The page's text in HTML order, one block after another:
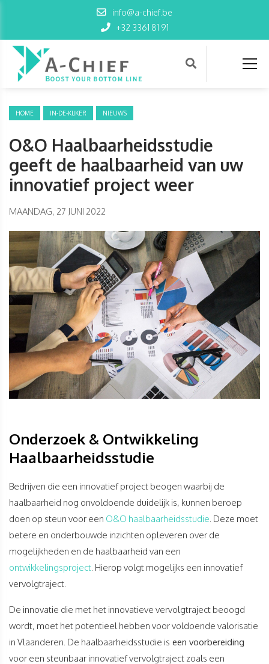
info@a-chief.be
+32 3361 81 91
HOME IN-DE-KIJKER NIEUWS
O&O Haalbaarheidsstudie
geeft de haalbaarheid van uw
innovatief project weer
MAANDAG, 27 JUNI 2022
Onderzoek & Ontwikkeling
Haalbaarheidsstudie
Bedrijven die een innovatief project beogen waarbij de
haalbaarheid nog onvoldoende duidelijk is, kunnen beroep
doen op steun voor een O&O haalbaarheidsstudie. Deze moet
betere en onderbouwde inzichten opleveren over de
mogelijkheden en de haalbaarheid van een
ontwikkelingsproject. Hierop volgt mogelijks een innovatief
vervolgtraject.
De innovatie die met het innovatieve vervolgtraject beoogd
wordt, moet het potentieel hebben voor voldoende valorisatie
in Vlaanderen. De haalbaarheidsstudie is een voorbereiding
voor een steunbaar innovatief vervolgtraject zoals een